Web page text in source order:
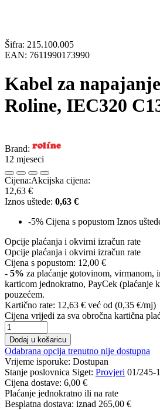
Šifra: 215.100.005
EAN: 7611990173990
Kabel za
Roline, IEC320
Brand:
12 mjeseci
Cijena:Akcijska cijena:
12,63 €
Iznos uštede: 0,63 €
-5% Cijena s popustom Iznos
Opcije plaćanja i okvirni izračun rate
Opcije plaćanja i okvirni izračun rate
Cijena s popustom: 12,00 €
- 5% za plaćanje gotovinom, virmanom,
karticom jednokratno, PayCek (plaćanje
pouzećem.
Kartično rate: 12,63 € već od (0,35 €/mj)
Cijena vrijedi za sva obročna kartična
Dodaj u košaricu
Odabrana opcija trenutno nije dostupna
Vrijeme isporuke: Dostupan
Stanje poslovnica Siget: Provjeri 01/245-
Cijena dostave: 6,00 €
Plaćanje jednokratno ili na rate
Besplatna dostava: iznad 265,00 €